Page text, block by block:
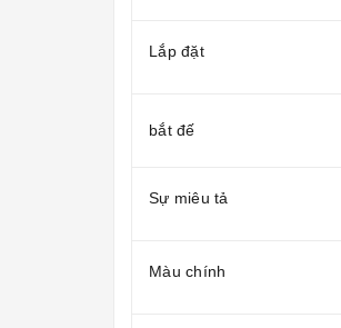
Lắp đặt
bắt đế
Sự miêu tả
Màu chính